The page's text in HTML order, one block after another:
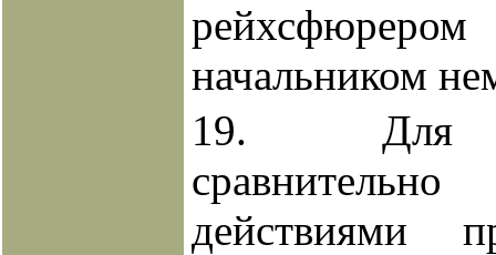
начальником
19. Для
действиями